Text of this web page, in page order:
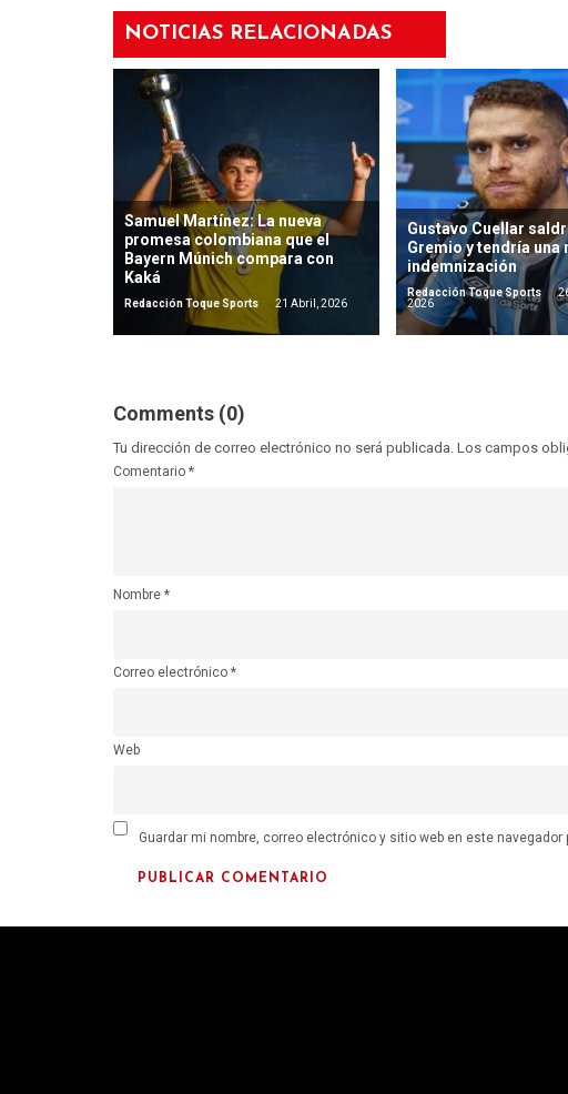
NOTICIAS RELACIONADAS
Samuel Martínez: La nueva
promesa colombiana que el
Bayern Múnich compara con
Kaká
Redacción Toque Sports 21 Abril, 2026
Gustavo Cuellar
Gremio y tendría una
indemnización
Redacción Toque Sports
2026
Comments (0)
Tu dirección de correo electrónico no será publicada. Los campos
Comentario *
Nombre *
Correo electrónico *
Web
Guardar mi nombre, correo electrónico y sitio web en este